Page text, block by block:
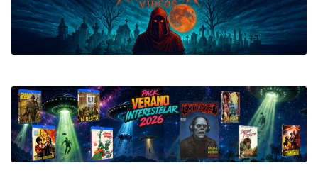
Bluray
Clasificada S
artwork
fantaterror
Jesús Franco